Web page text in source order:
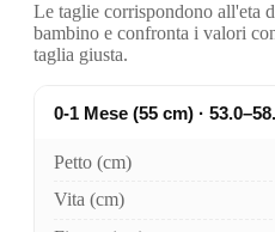
Le taglie corrispondono all'eta
bambino e confronta i valori
taglia giusta.
0-1 Mese (55 cm) ·
Petto (cm)
Vita (cm)